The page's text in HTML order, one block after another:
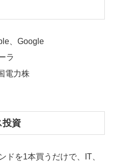
、Google
ラ
電力株
投資
ドを1本買うだけで、IT、